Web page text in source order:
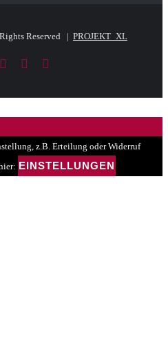
Reserved | PROJEKT_XL
LinkedIn
PayPal
z.B. Erteilung oder Widerruf
EINSTELLUNGEN